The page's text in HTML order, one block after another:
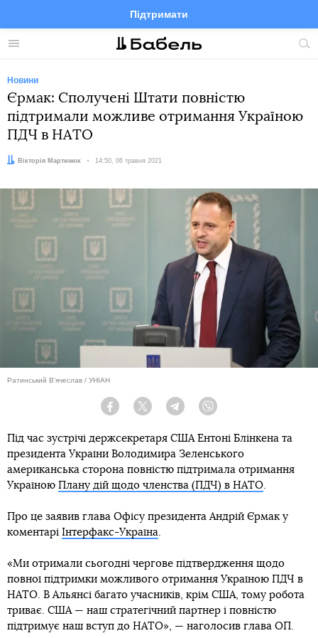
Меню
Підтримати
FacebookTelegramTwitter
Новини
Єрмак: Сполучені Штати повністю
підтримали можливе отримання Україною
ПДЧ в НАТО
Автор:Вікторія Мартинюк Дата:
14:50, 06 травня 2021
Ратинський В'ячеслав / УНІАН
Facebook Twitter Telegram
Під час зустрічі держсекретаря США Ентоні Блінкена та
президента України Володимира Зеленського
американська сторона повністю підтримала отримання
Україною Плану дій щодо членства (ПДЧ) в НАТО.
Про це заявив глава Офісу президента Андрій Єрмак у
коментарі Інтерфакс-Україна.
«Ми отримали сьогодні чергове підтвердження щодо
повної підтримки можливого отримання Україною ПДЧ в
НАТО. В Альянсі багато учасників, крім США, тому робота
триває. США — наш стратегічний партнер і повністю
підтримує наш вступ до НАТО», — наголосив глава ОП.